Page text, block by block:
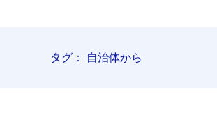
タグ： 自治体から